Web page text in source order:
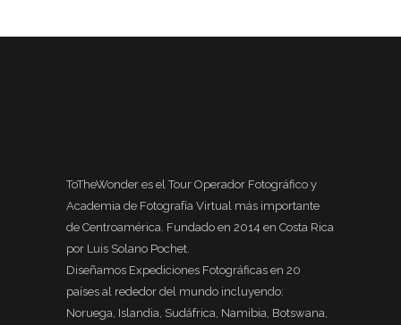
ToTheWonder es el Tour Operador Fotográfico y
Academia de Fotografía Virtual más importante
de Centroamérica. Fundado en 2014 en Costa Rica
por Luis Solano Pochet.
Diseñamos Expediciones Fotográficas en 20
países al rededor del mundo incluyendo:
Noruega, Islandia, Sudáfrica, Namibia, Botswana,